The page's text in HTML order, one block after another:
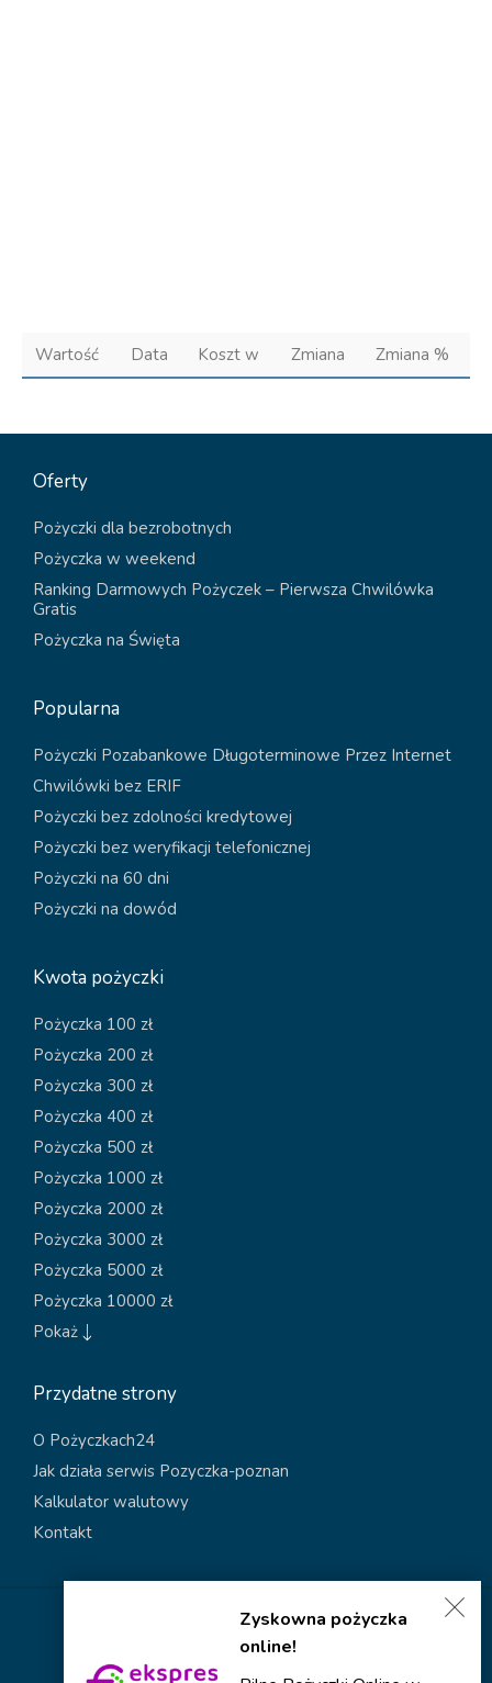
Wartość Data Koszt w Zmiana Zmiana %
Zyskowna pożyczka
online!
Oferty
Pożyczki dla bezrobotnych
Pożyczka w weekend
Ranking Darmowych Pożyczek – Pierwsza Chwilówka
Gratis
Pożyczka na Święta
Popularna
Pożyczki Pozabankowe Długoterminowe Przez Internet
Chwilówki bez ERIF
Pożyczki bez zdolności kredytowej
Pożyczki bez weryfikacji telefonicznej
Pożyczki na 60 dni
Pożyczki na dowód
Kwota pożyczki
Pożyczka 100 zł
Pożyczka 200 zł
Pożyczka 300 zł
Pożyczka 400 zł
Pożyczka 500 zł
Pożyczka 1000 zł
Pożyczka 2000 zł
Pożyczka 3000 zł
Pożyczka 5000 zł
Pożyczka 10000 zł
Pokaż
Przydatne strony
O Pożyczkach24
Jak działa serwis Pozyczka-poznan
Kalkulator walutowy
Kontakt
Polityka dotycząca plików cookies
Polityka prywatności